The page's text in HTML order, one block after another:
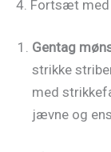
4. Fortsæt
Gentag
strikke
med
jævne og